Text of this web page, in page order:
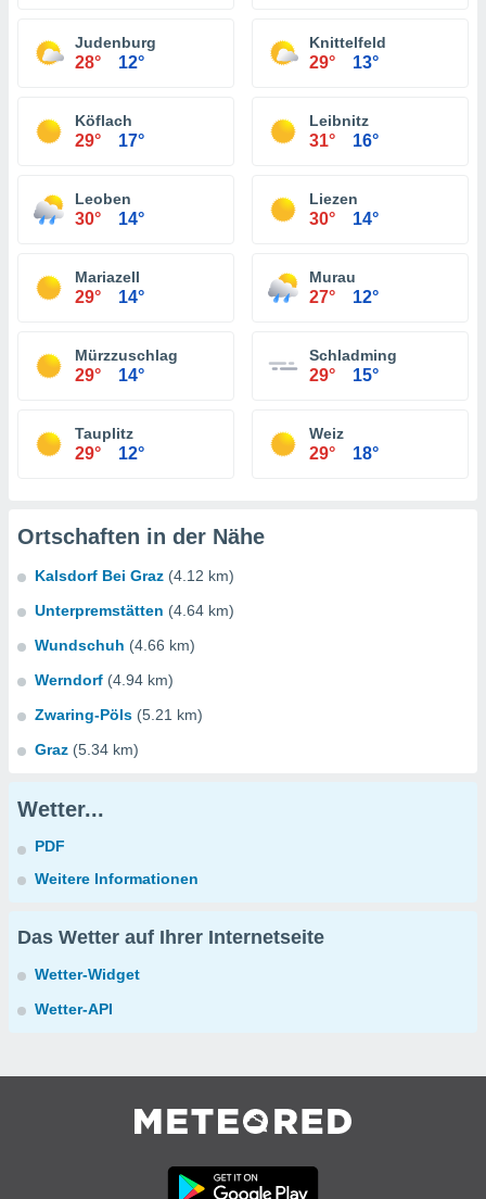
Judenburg
28° 12°
Knittelfeld
29° 13°
Köflach
29° 17°
Leibnitz
31° 16°
Leoben
30° 14°
Liezen
30° 14°
Mariazell
29° 14°
Murau
27° 12°
Mürzzuschlag
29° 14°
Schladming
29° 15°
Tauplitz
29° 12°
Weiz
29° 18°
Ortschaften in der Nähe
Kalsdorf Bei Graz (4.12 km)
Unterpremstätten (4.64 km)
Wundschuh (4.66 km)
Werndorf (4.94 km)
Zwaring-Pöls (5.21 km)
Graz (5.34 km)
Wetter...
PDF
Weitere Informationen
Das Wetter auf Ihrer Internetseite
Wetter-Widget
Wetter-API